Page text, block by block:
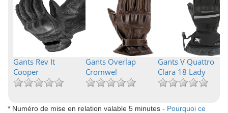
Gants Rev It
Cooper
Gants Overlap
Cromwel
Gants V Quattro
Clara 18 Lady
* Numéro de mise en relation valable 5 minutes - Pourquoi ce